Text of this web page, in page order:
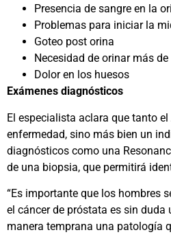
Presencia de sangre en la
Problemas para iniciar la
Goteo post orina
Necesidad de orinar más de
Dolor en los huesos
Exámenes diagnósticos
El especialista aclara que tanto
enfermedad, sino más bien un
diagnósticos como una
de una biopsia, que permitirá
“Es importante que los hombres
el cáncer de próstata es sin
manera temprana una patología